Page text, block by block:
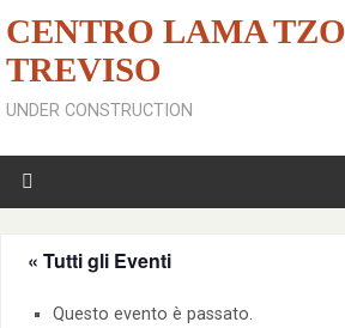
CENTRO LAMA
TREVISO
UNDER CONSTRUCTION
« Tutti gli Eventi
Questo evento è passato.